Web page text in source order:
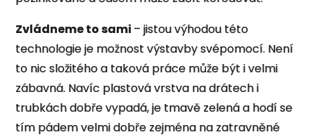
Zvládneme to sami – jistou výhodou této
technologie je možnost výstavby svépomocí. Není
to nic složitého a taková práce může být i velmi
zábavná. Navíc plastová vrstva na drátech i
trubkách dobře vypadá, je tmavě zelená a hodí se
tím pádem velmi dobře zejména na zatravněné